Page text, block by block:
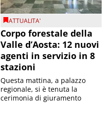
ATTUALITA'
Corpo forestale della
Valle d’Aosta: 12 nuovi
agenti in servizio in 8
stazioni
Questa mattina, a palazzo
regionale, si è tenuta la
cerimonia di giuramento